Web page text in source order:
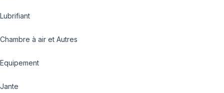
Lubrifiant
Chambre à air et Autres
Equipement
Jante